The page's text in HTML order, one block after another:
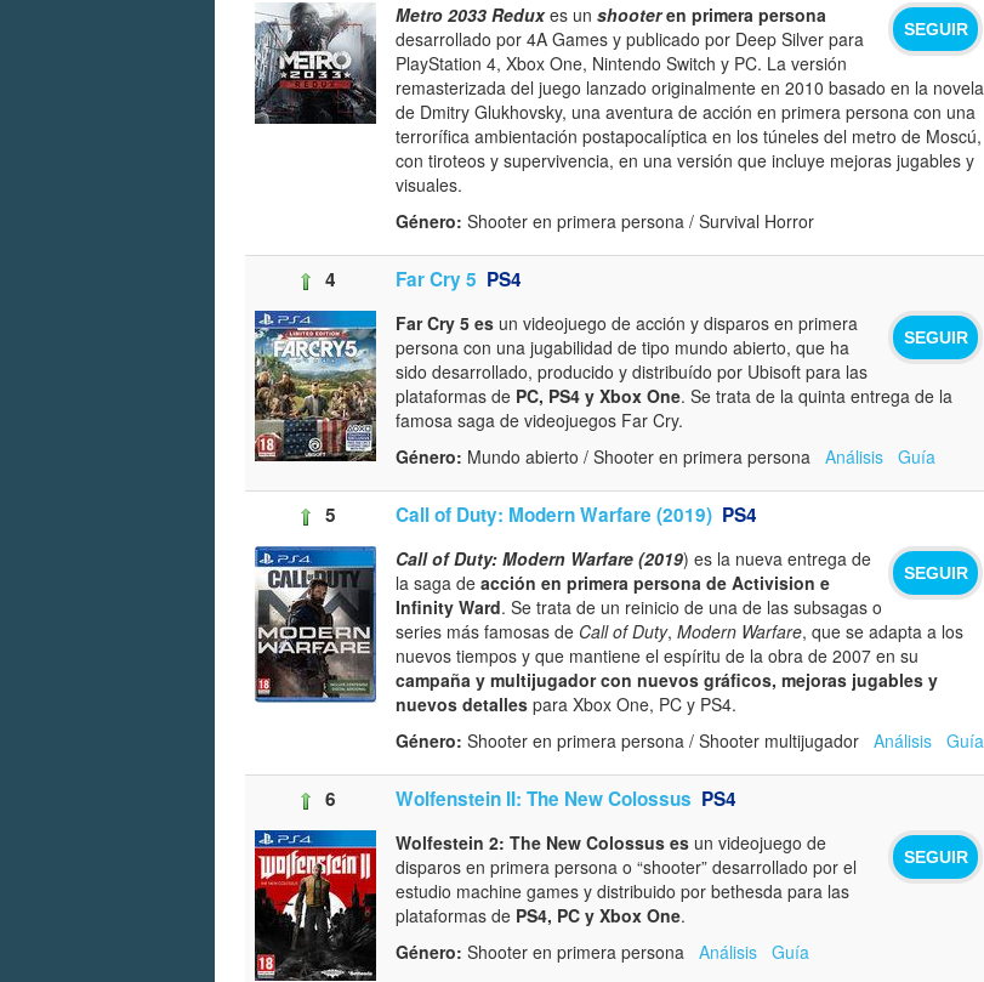
SEGUIR
Metro 2033 Reduxes un shooteren primera persona
desarrollado por 4A Games y publicado por Deep Silver para
PlayStation 4, Xbox One, Nintendo Switch y PC. La versión
remasterizada del juego lanzado originalmente en 2010 basado en la novela
de Dmitry Glukhovsky, una aventura de acción en primera persona con una
terrorífica ambientación postapocalíptica en los túneles del metro de Moscú,
con tiroteos y supervivencia, en una versión que incluye mejoras jugables y
visuales.
Género: Shooter en primera persona / Survival Horror
4 Far Cry 5 PS4
SEGUIR
Far Cry 5 es un videojuego de acción y disparos en primera
persona con una jugabilidad de tipo mundo abierto, que ha
sido desarrollado, producido y distribuído por Ubisoft para las
plataformas de PC, PS4 y Xbox One. Se trata de la quinta entrega de la
famosa saga de videojuegos Far Cry.
Género: Mundo abierto / Shooter en primera persona Análisis Guía
5 Call of Duty: Modern Warfare (2019) PS4
SEGUIR
Call of Duty: Modern Warfare (2019) es la nueva entrega de
la saga de acción en primera persona de Activision e
Infinity Ward. Se trata de un reinicio de una de las subsagas o
series más famosas de Call of Duty, Modern Warfare, que se adapta a los
nuevos tiempos y que mantiene el espíritu de la obra de 2007 en su
campaña y multijugador con nuevos gráficos, mejoras jugables y
nuevos detalles para Xbox One, PC y PS4.
Género: Shooter en primera persona / Shooter multijugador Análisis Guía
6 Wolfenstein II: The New Colossus PS4
SEGUIR
Wolfestein 2: The New Colossus es un videojuego de
disparos en primera persona o “shooter” desarrollado por el
estudio machine games y distribuido por bethesda para las
plataformas de PS4, PC y Xbox One.
Género: Shooter en primera persona Análisis Guía